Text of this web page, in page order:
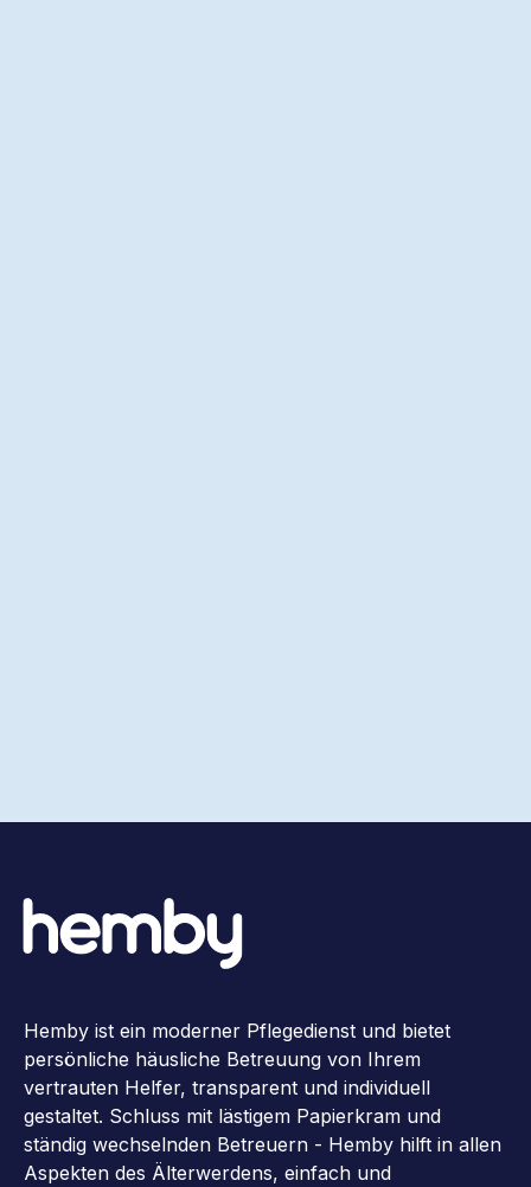
Hemby ist ein moderner Pflegedienst und bietet
persönliche häusliche Betreuung von Ihrem
vertrauten Helfer, transparent und individuell
gestaltet. Schluss mit lästigem Papierkram und
ständig wechselnden Betreuern - Hemby hilft in allen
Aspekten des Älterwerdens, einfach und